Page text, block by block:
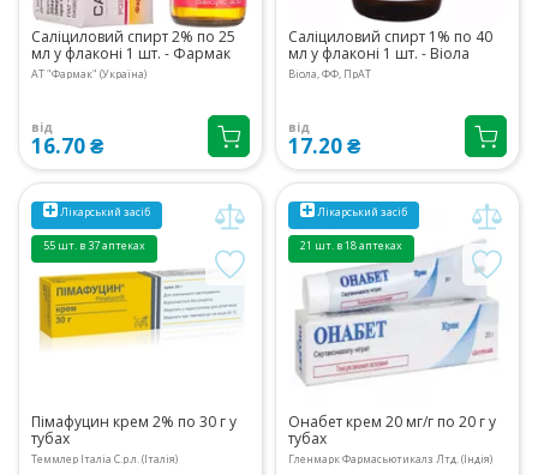
Саліциловий спирт 2% по 25
мл у флаконі 1 шт. - Фармак
АТ "Фармак" (Україна)
від
16.70 ₴
Саліциловий спирт 1% по 40
мл у флаконі 1 шт. - Віола
Віола, ФФ, ПрАТ
від
17.20 ₴
Лікарський засіб
55 шт. в 37 аптеках
Пімафуцин крем 2% по 30 г у
тубах
Теммлер Італіа С.р.л. (Італія)
Лікарський засіб
21 шт. в 18 аптеках
Онабет крем 20 мг/г по 20 г у
тубах
Гленмарк Фармасьютикалз Лтд. (Індія)